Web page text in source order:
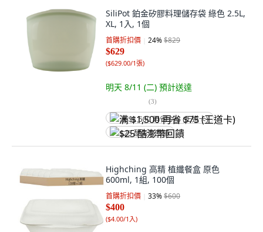
SiliPot 鉑金矽膠料理儲存袋 綠色 2.5L,
XL, 1入, 1個
首購折扣價 24%$829
$629
($629.00/1張)
明天 8/11 (二) 預計送達
(3)
满 $1,500 再省 $75 (王道卡)
$25 酷澎幣回饋
Highching 高精 植纖餐盒 原色
600ml, 1組, 100個
首購折扣價 33%$600
$400
($4.00/1入)